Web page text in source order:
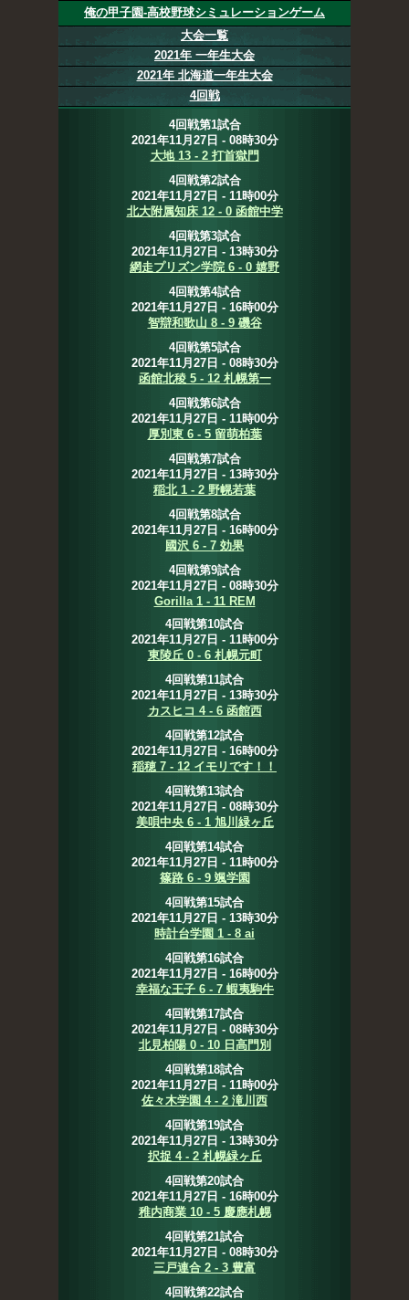
俺の甲子園-高校野球シミュレーションゲーム
大会一覧
2021年 一年生大会
2021年 北海道一年生大会
4回戦
4回戦第1試合
2021年11月27日 - 08時30分
大地 13 - 2 打首獄門
4回戦第2試合
2021年11月27日 - 11時00分
北大附属知床 12 - 0 函館中学
4回戦第3試合
2021年11月27日 - 13時30分
網走プリズン学院 6 - 0 嬉野
4回戦第4試合
2021年11月27日 - 16時00分
智辯和歌山 8 - 9 磯谷
4回戦第5試合
2021年11月27日 - 08時30分
函館北稜 5 - 12 札幌第一
4回戦第6試合
2021年11月27日 - 11時00分
厚別東 6 - 5 留萌柏葉
4回戦第7試合
2021年11月27日 - 13時30分
稲北 1 - 2 野幌若葉
4回戦第8試合
2021年11月27日 - 16時00分
國沢 6 - 7 効果
4回戦第9試合
2021年11月27日 - 08時30分
Gorilla 1 - 11 REM
4回戦第10試合
2021年11月27日 - 11時00分
東陵丘 0 - 6 札幌元町
4回戦第11試合
2021年11月27日 - 13時30分
カスヒコ 4 - 6 函館西
4回戦第12試合
2021年11月27日 - 16時00分
稲穂 7 - 12 イモリです！！
4回戦第13試合
2021年11月27日 - 08時30分
美唄中央 6 - 1 旭川緑ヶ丘
4回戦第14試合
2021年11月27日 - 11時00分
篠路 6 - 9 颯学園
4回戦第15試合
2021年11月27日 - 13時30分
時計台学園 1 - 8 ai
4回戦第16試合
2021年11月27日 - 16時00分
幸福な王子 6 - 7 蝦夷駒牛
4回戦第17試合
2021年11月27日 - 08時30分
北見柏陽 0 - 10 日高門別
4回戦第18試合
2021年11月27日 - 11時00分
佐々木学園 4 - 2 滝川西
4回戦第19試合
2021年11月27日 - 13時30分
択捉 4 - 2 札幌緑ヶ丘
4回戦第20試合
2021年11月27日 - 16時00分
稚内商業 10 - 5 慶應札幌
4回戦第21試合
2021年11月27日 - 08時30分
三戸連合 2 - 3 豊富
4回戦第22試合